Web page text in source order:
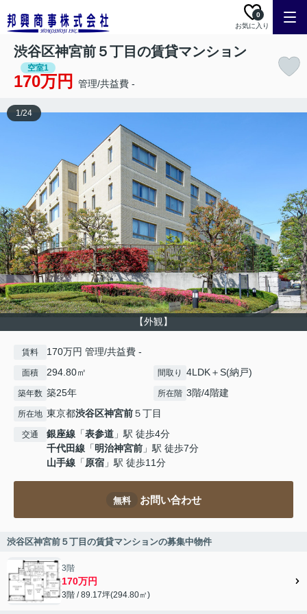
お気に入り
0
渋谷区神宮前５丁目の賃貸マンション
空室1
170万円 管理/共益費 -
【外観】
1/24
賃料 170万円 管理/共益費 -
面積 294.80㎡ 間取り 4LDK＋S(納戸)
築年数 築25年 所在階 3階/4階建
所在地 東京都渋谷区神宮前５丁目
交通 銀座線 「表参道 」駅 徒歩4分
千代田線 「明治神宮前 」駅 徒歩7分
山手線 「原宿 」駅 徒歩11分
無料 お問い合わせ
渋谷区神宮前５丁目の賃貸マンションの募集中物件
3階
170万円
3階 / 89.17坪(294.80㎡)